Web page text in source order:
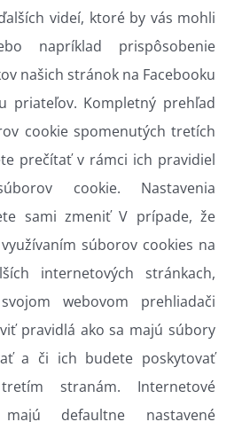
videí, ktoré by vás mohli
napríklad prispôsobenie
našich stránok na Facebooku
priateľov. Kompletný prehľad
cookie spomenutých tretích
prečítať v rámci ich pravidiel
cookie. Nastavenia
sami zmeniť V prípade, že
súborov cookies na
internetových stránkach,
webovom prehliadači
pravidlá ako sa majú súbory
a či ich budete poskytovať
stranám. Internetové
majú defaultne nastavené